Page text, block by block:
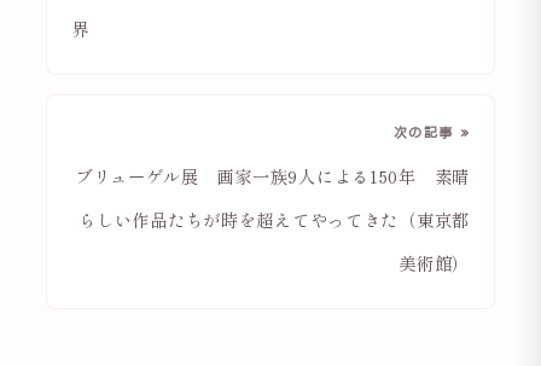
界
次の記事 »
ブリューゲル展 画家一族9人による150年 素晴
らしい作品たちが時を超えてやってきた（東京都
美術館）